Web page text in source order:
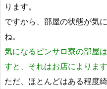
ります。
ですから、部屋の状態が気
ね。
気になるピンサロ寮の部屋
すと、それはお店によります
ただ、ほとんどはある程度